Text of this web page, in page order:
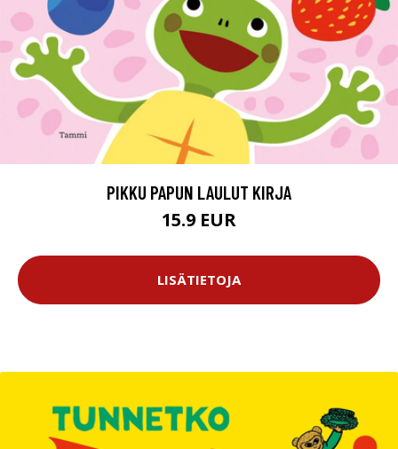
PIKKU PAPUN LAULUT KIRJA
15.9 EUR
LISÄTIETOJA